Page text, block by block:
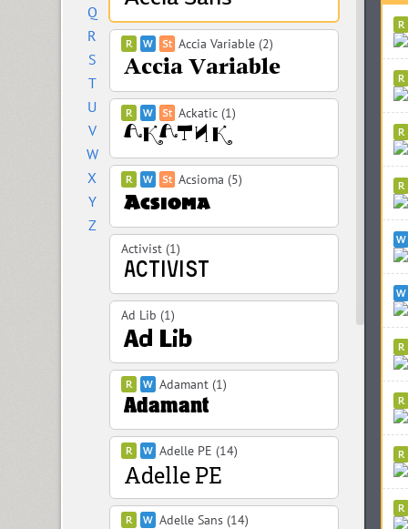
Q
R
S
T
U
V
W
X
Y
Z
Accia Variable (2)
Ackatic (1)
Acsioma (5)
Activist (1)
Ad Lib (1)
Adamant (1)
Adelle PE (14)
Adelle Sans (14)
году.